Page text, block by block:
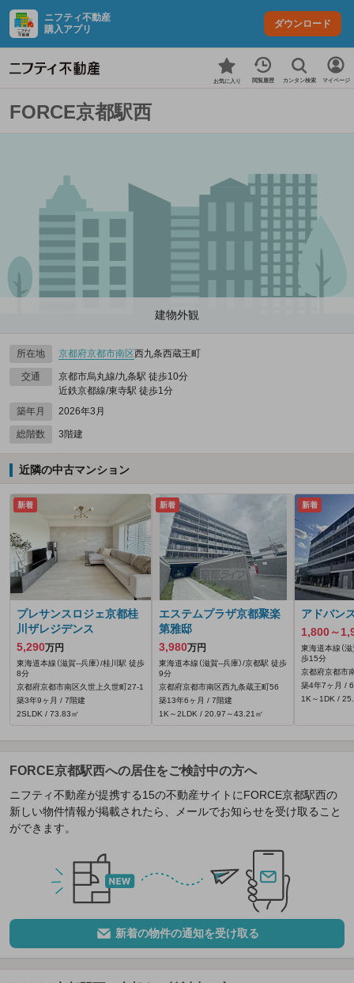
ニフティ不動産
購入アプリ
ダウンロード
お気に入り 閲覧履歴 カンタン検索 マイページ
FORCE京都駅西
建物外観
所在地 京都府京都市南区西九条西蔵王町
交通
京都市烏丸線/九条駅 徒歩10分
近鉄京都線/東寺駅 徒歩1分
築年月
2026年3月
総階数 3階建
近隣の中古マンション
新着
プレサンスロジェ京都桂
川ザレジデンス
5,290万円
東海道本線（滋賀--兵庫）/桂川駅 徒歩
8分
京都府京都市南区久世上久世町27‐1
築3年9ヶ月 / 7階建
2SLDK / 73.83㎡
新着
エステムプラザ京都聚楽
第雅邸
3,980万円
東海道本線（滋賀--兵庫）/京都駅 徒歩
9分
京都府京都市南区西九条蔵王町56
築13年6ヶ月 / 7階建
1K～2LDK / 20.97～43.21㎡
新着
アドバン
1,800～
東海道本線（
歩15分
京都府京都市
築4年7ヶ月 /
1K～1DK /
FORCE京都駅西への居住をご検討中の方へ
ニフティ不動産が提携する15の不動産サイトにFORCE京都駅西の
新しい物件情報が掲載されたら、メールでお知らせを受け取ること
ができます。
新着の物件の通知を受け取る